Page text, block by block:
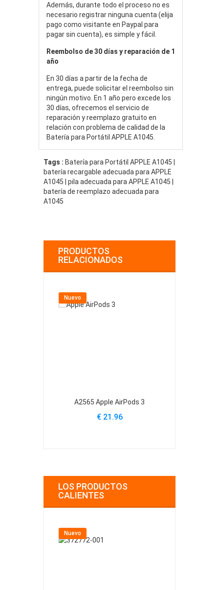
Además, durante todo el proceso no es
necesario registrar ninguna cuenta (elija
pago como visitante en Paypal para
pagar sin cuenta), es simple y fácil.
Reembolso de 30 días y reparación de 1
año
En 30 días a partir de la fecha de
entrega, puede solicitar el reembolso sin
ningún motivo. En 1 año pero excede los
30 días, ofrecemos el servicio de
reparación y reemplazo gratuito en
relación con problema de calidad de la
Batería para Portátil APPLE A1045.
Tags : Batería para Portátil APPLE A1045 |
batería recargable adecuada para APPLE
A1045 | pila adecuada para APPLE A1045 |
batería de reemplazo adecuada para
A1045
PRODUCTOS
RELACIONADOS
Nuevo
A2565 Apple AirPods 3
€ 21.96
LOS PRODUCTOS
CALIENTES
Nuevo